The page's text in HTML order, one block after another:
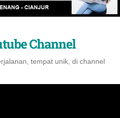
Channel
tempat unik, di channel